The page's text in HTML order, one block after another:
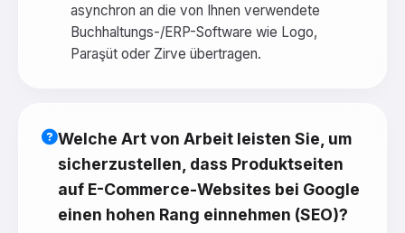
asynchron an die von Ihnen verwendete
Buchhaltungs-/ERP-Software wie Logo,
Paraşüt oder Zirve übertragen.
Welche Art von Arbeit leisten Sie, um
sicherzustellen, dass Produktseiten
auf E-Commerce-Websites bei Google
einen hohen Rang einnehmen (SEO)?